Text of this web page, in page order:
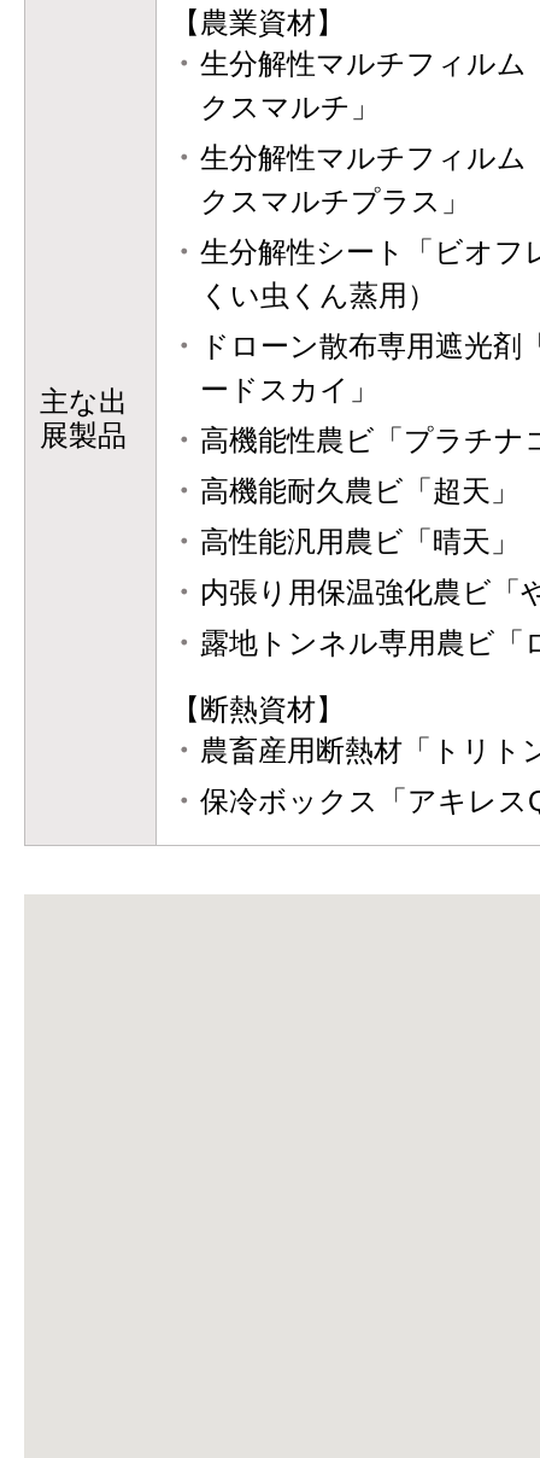
主な出
展製品
【農業資材】
生分解性マルチフィルム
クスマルチ」
生分解性マルチフィルム
クスマルチプラス」
生分解性シート「ビオフ
くい虫くん蒸用）
ドローン散布専用遮光剤
ードスカイ」
高機能性農ビ「プラチナ
高機能耐久農ビ「超天」
高性能汎用農ビ「晴天」
内張り用保温強化農ビ「
露地トンネル専用農ビ「
【断熱資材】
農畜産用断熱材「トリト
保冷ボックス「アキレス